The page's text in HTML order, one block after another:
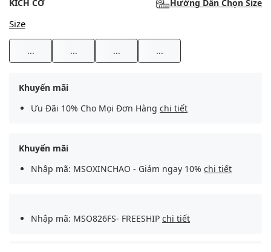
KÍCH CỠ Hướng Dẫn Chọn Size
Size
... ... ... ...
Khuyến mãi
Ưu Đãi 10% Cho Mọi Đơn Hàng chi tiết
Khuyến mãi
Nhập mã: MSOXINCHAO - Giảm ngay 10% chi tiết
Nhập mã: MSO826FS- FREESHIP chi tiết